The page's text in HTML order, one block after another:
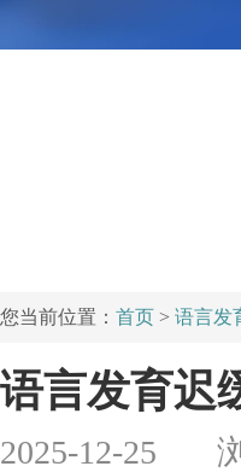
您当前位置： 首页 > 语言发
语言发育迟
2025-12-25